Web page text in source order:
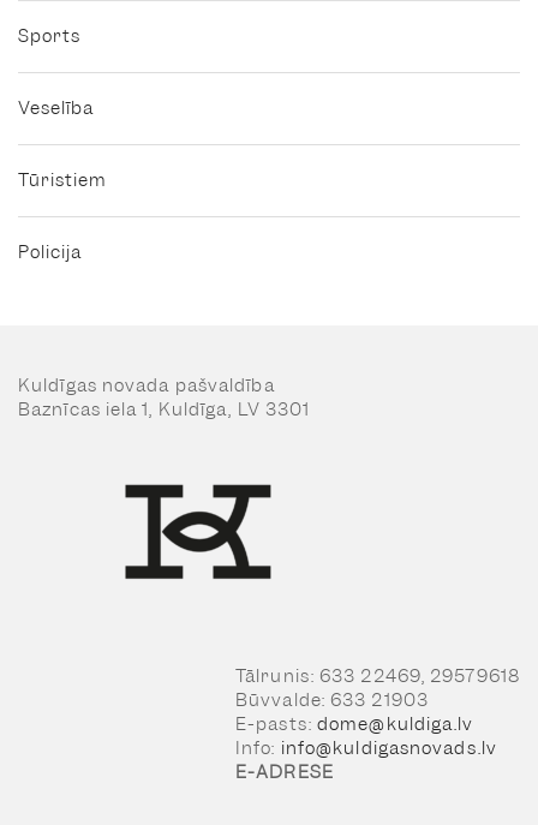
Sports
Veselība
Tūristiem
Policija
Kuldīgas novada pašvaldība
Baznīcas iela 1, Kuldīga, LV 3301
Tālrunis: 633 22469, 29579618
Būvvalde: 633 21903
E-pasts: dome@kuldiga.lv
Info: info@kuldigasnovads.lv
E-ADRESE